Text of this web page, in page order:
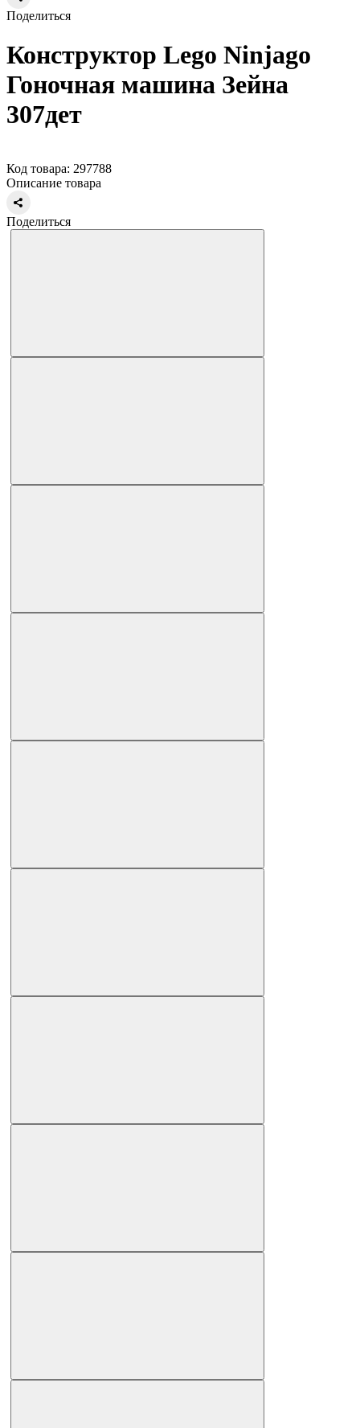
Поделиться
Конструктор Lego Ninjago
Гоночная машина Зейна
307дет
Код товара: 297788
Описание товара
Поделиться